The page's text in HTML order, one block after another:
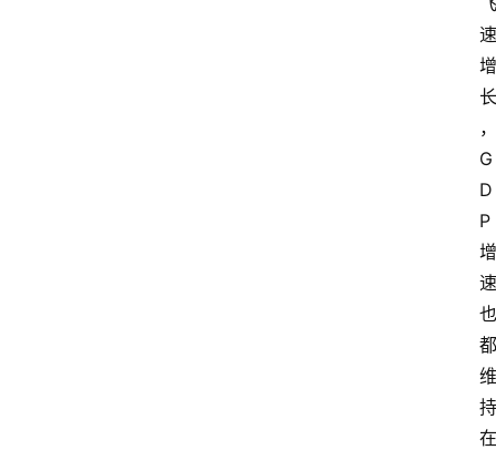
速
增
长
，
G
D
P
增
速
也
都
维
持
在